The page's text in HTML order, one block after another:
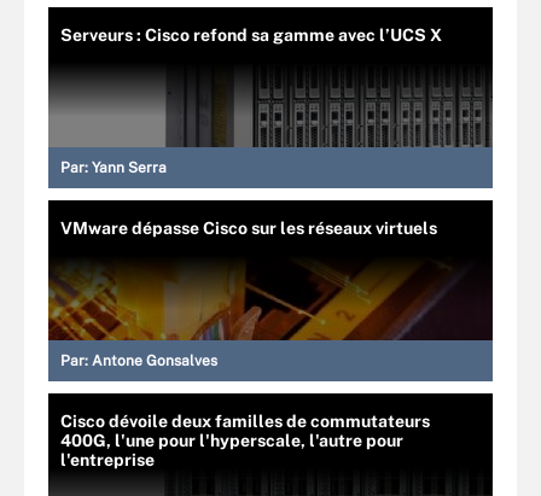
Serveurs : Cisco refond sa gamme avec l’UCS X
Par: Yann Serra
VMware dépasse Cisco sur les réseaux virtuels
Par: Antone Gonsalves
Cisco dévoile deux familles de commutateurs
400G, l'une pour l'hyperscale, l'autre pour
l'entreprise